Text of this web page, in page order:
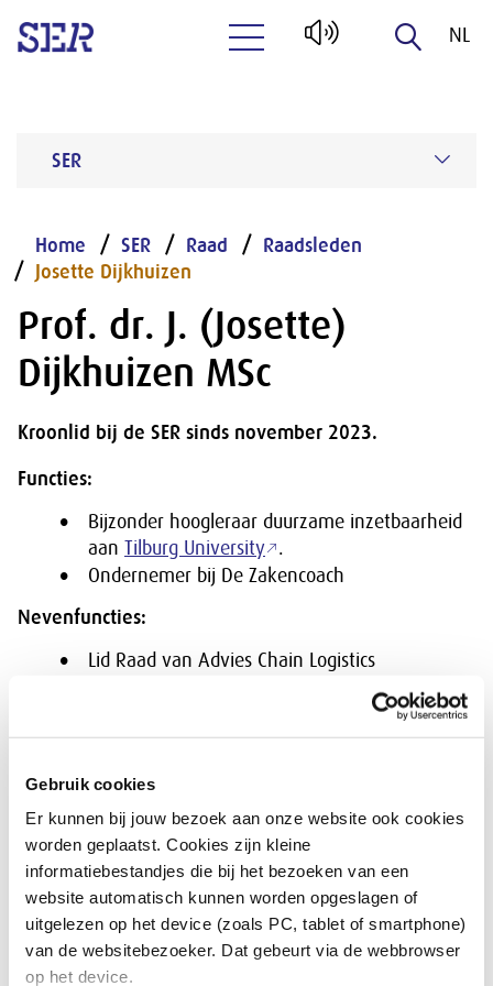
Gebruik cookies
Er kunnen bij jouw bezoek aan onze website ook cookies
worden geplaatst. Cookies zijn kleine
informatiebestandjes die bij het bezoeken van een
website automatisch kunnen worden opgeslagen of
uitgelezen op het device (zoals PC, tablet of smartphone)
van de websitebezoeker. Dat gebeurt via de webbrowser
op het device.
NL
SER
Home SER Raad
Raadsleden
Josette Dijkhuizen
Prof. dr. J. (Josette)
Dijkhuizen MSc
Kroonlid bij de SER sinds november 2023.
Functies:
Bijzonder hoogleraar duurzame inzetbaarheid
aan Tilburg University
.
Ondernemer bij De Zakencoach
Nevenfuncties:
Lid Raad van Advies Chain Logistics
Lid Centrale Raad Kamer van Koophandel
verdienvermogen
Adviescommissie Energietransitie gebouwde
omgeving
Adviescommissie Toekomstperspectief
landbouw
Adviescommissie Mantelzorg en werk